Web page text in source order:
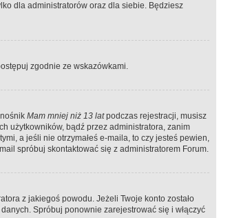
dla administratorów oraz dla siebie. Będziesz
zgodnie ze wskazówkami.
Mam mniej niż 13 latpodczas rejestracji, musisz
użytkowników, bądź przez administratora, zanim
a jeśli nie otrzymałeś e-maila, to czy jesteś pewien,
spróbuj skontaktować się z administratorem Forum.
z jakiegoś powodu. Jeżeli Twoje konto zostało
Spróbuj ponownie zarejestrować się i włączyć